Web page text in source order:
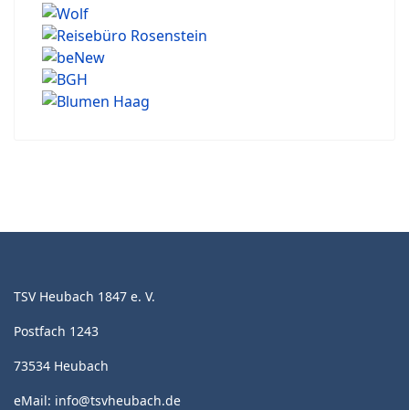
TSV Heubach 1847 e. V.
Postfach 1243
73534 Heubach
eMail: info@tsvheubach.de